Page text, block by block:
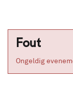
Fout
Ongeldig